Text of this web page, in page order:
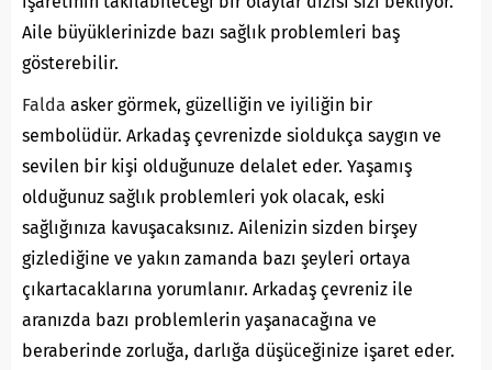
Aile büyüklerinizde bazı sağlık problemleri baş
gösterebilir.
Falda asker görmek, güzelliğin ve iyiliğin bir
sembolüdür. Arkadaş çevrenizde sioldukça saygın ve
sevilen bir kişi olduğunuze delalet eder. Yaşamış
olduğunuz sağlık problemleri yok olacak, eski
sağlığınıza kavuşacaksınız. Ailenizin sizden birşey
gizlediğine ve yakın zamanda bazı şeyleri ortaya
çıkartacaklarına yorumlanır. Arkadaş çevreniz ile
aranızda bazı problemlerin yaşanacağına ve
beraberinde zorluğa, darlığa düşüceğinize işaret eder.